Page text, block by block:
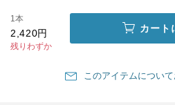
1本
2,420円
残りわずか
カート
このアイテムについ